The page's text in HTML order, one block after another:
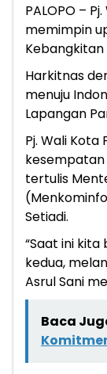
PALOPO –
memimpin
Kebangkitan
Harkitnas
menuju
Lapangan
Pj. Wali Kota
tertulis
Setiadi.
“Saat ini
kedua,
Asrul Sani
Baca